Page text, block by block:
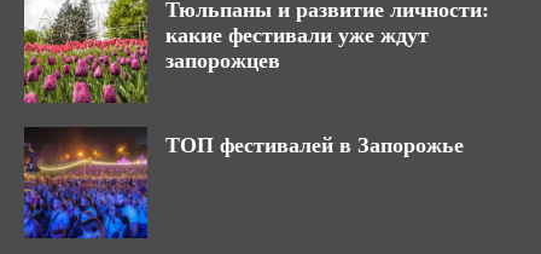
Тюльпаны и развитие личности:
какие фестивали уже ждут
запорожцев
ТОП фестивалей в Запорожье